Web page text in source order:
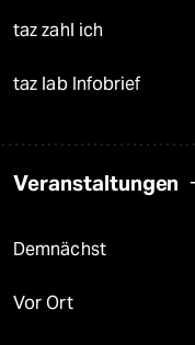
taz zahl ich
taz lab Infobrief
Veranstaltungen
Demnächst
Vor Ort